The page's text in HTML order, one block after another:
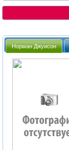
Норман Джуисон